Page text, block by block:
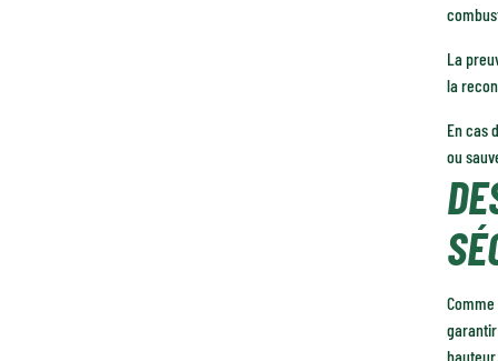
La
la
En cas
ou